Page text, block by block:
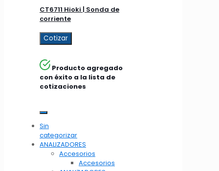
CT6711 Hioki | Sonda de
corriente
Cotizar
Producto agregado
con éxito a la lista de
cotizaciones
Sin
categorizar
ANALIZADORES
Accesorios
Accesorios